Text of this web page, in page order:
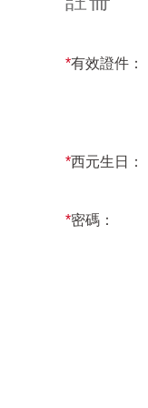
*有效證件：
*西元生日：
*密碼：